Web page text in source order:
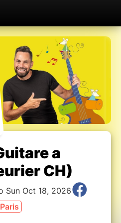
a
CH)
Sun Oct 18, 2026